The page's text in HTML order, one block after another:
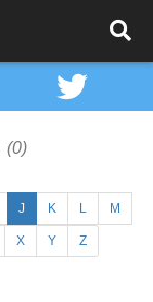
(0)
J K L M
X Y Z